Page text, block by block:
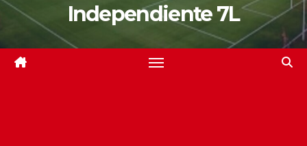
Independiente 7L